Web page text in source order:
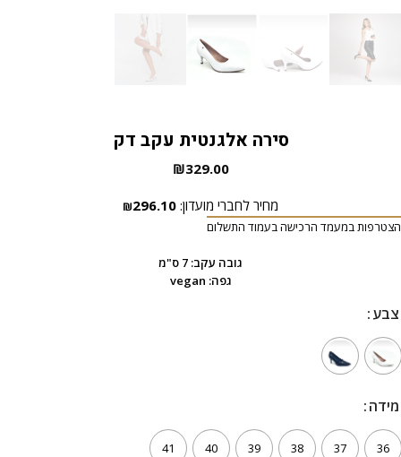
סירה אלגנטית עקב דק
₪329.00
מחיר לחברי מועדון: ₪296.10
הצטרפות במעמד הרכישה בעמוד התשלום
גובה עקב: 7 ס"מ
גפה: vegan
צבע
צבע
מידה
מידה
36
37
38
39
40
41